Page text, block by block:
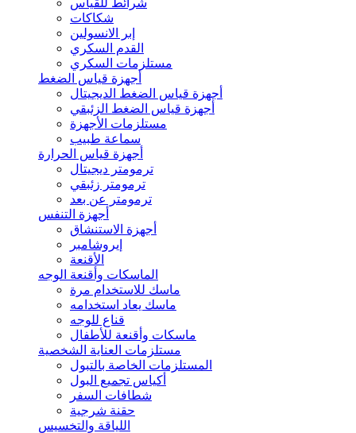
شرائط للقياس
شكاكات
إبر الانسولين
القدم السكري
مستلزمات السكري
أجهزة قياس الضغط
أجهزة قياس الضغط الديجيتال
أجهزة قياس الضغط الزئبقي
مستلزمات الأجهزة
سماعة طبيب
أجهزة قياس الحرارة
ترمومتر ديجيتال
ترمومتر زئبقي
ترمومتر عن بعد
أجهزة التنفس
أجهزة الاستنشاق
إيروشامبر
الأقنعة
الماسكات وأقنعة الوجه
ماسك للاستخدام مرة
ماسك يعاد استخدامه
قناع للوجه
ماسكات وأقنعة للأطفال
مستلزمات العناية الشخصية
المستلزمات الخاصة بالتبول
أكياس تجميع البول
شطافات السفر
حقنة شرجية
اللياقة والتخسيس